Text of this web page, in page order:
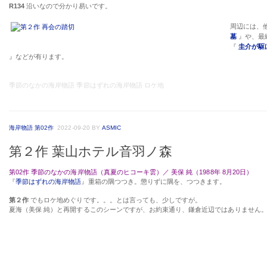
R134 沿いなので分かり易いです。
周辺には、
墓 』や、最
『 圭介が駆
』などが有ります。
季節のなかの海岸物語 季節はずれの海岸物語 ロケ地
海岸物語 第02作 2022-09-20 BY ASMIC
第２作 葉山ホテル音羽ノ森
第02作 季節のなかの海岸物語（真夏のヒコーキ雲）／ 美保 純（1988年 8月20日）
『季節はずれの海岸物語 』重箱の隅つつき。懲りずに隅を、つつきます。
第２作 でもロケ地めぐりです。。。とは言っても、少しですが。
夏海（美保 純）と再開するこのシーンですが、お約束通り、鎌倉近辺ではありません。